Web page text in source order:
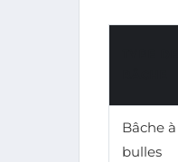
Bâche à
bulles